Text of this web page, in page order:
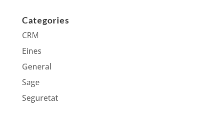
Categories
CRM
Eines
General
Sage
Seguretat